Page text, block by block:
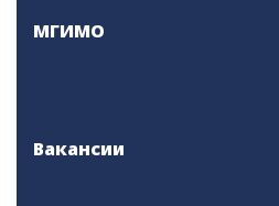
МГИМО
Вакансии